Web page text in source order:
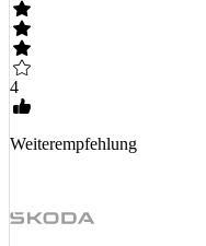
4
Weiterempfehlung